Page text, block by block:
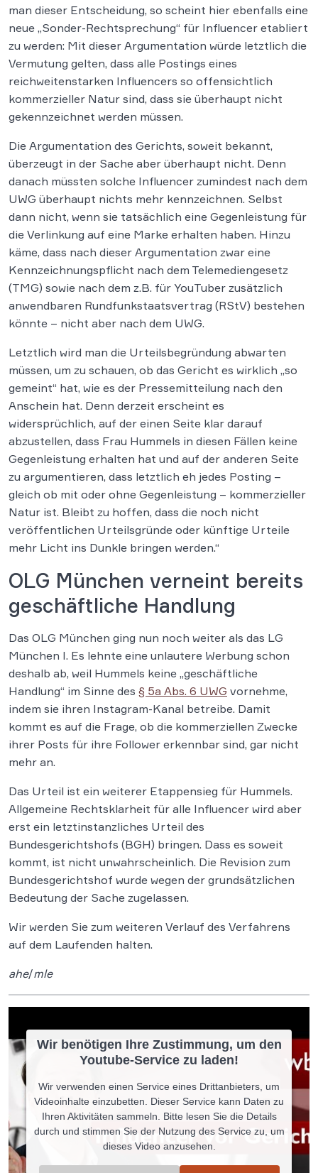
man dieser Entscheidung, so scheint hier ebenfalls eine
neue „Sonder-Rechtsprechung“ für Influencer etabliert
zu werden: Mit dieser Argumentation würde letztlich die
Vermutung gelten, dass alle Postings eines
reichweitenstarken Influencers so offensichtlich
kommerzieller Natur sind, dass sie überhaupt nicht
gekennzeichnet werden müssen.
Die Argumentation des Gerichts, soweit bekannt,
überzeugt in der Sache aber überhaupt nicht. Denn
danach müssten solche Influencer zumindest nach dem
UWG überhaupt nichts mehr kennzeichnen. Selbst
dann nicht, wenn sie tatsächlich eine Gegenleistung für
die Verlinkung auf eine Marke erhalten haben. Hinzu
käme, dass nach dieser Argumentation zwar eine
Kennzeichnungspflicht nach dem Telemediengesetz
(TMG) sowie nach dem z.B. für YouTuber zusätzlich
anwendbaren Rundfunkstaatsvertrag (RStV) bestehen
könnte – nicht aber nach dem UWG.
Letztlich wird man die Urteilsbegründung abwarten
müssen, um zu schauen, ob das Gericht es wirklich „so
gemeint“ hat, wie es der Pressemitteilung nach den
Anschein hat. Denn derzeit erscheint es
widersprüchlich, auf der einen Seite klar darauf
abzustellen, dass Frau Hummels in diesen Fällen keine
Gegenleistung erhalten hat und auf der anderen Seite
zu argumentieren, dass letztlich eh jedes Posting –
gleich ob mit oder ohne Gegenleistung – kommerzieller
Natur ist. Bleibt zu hoffen, dass die noch nicht
veröffentlichen Urteilsgründe oder künftige Urteile
mehr Licht ins Dunkle bringen werden.“
OLG München verneint bereits
geschäftliche Handlung
Das OLG München ging nun noch weiter als das LG
München I. Es lehnte eine unlautere Werbung schon
deshalb ab, weil Hummels keine „geschäftliche
Handlung“ im Sinne des § 5a Abs. 6 UWG vornehme,
indem sie ihren Instagram-Kanal betreibe. Damit
kommt es auf die Frage, ob die kommerziellen Zwecke
ihrer Posts für ihre Follower erkennbar sind, gar nicht
mehr an.
Das Urteil ist ein weiterer Etappensieg für Hummels.
Allgemeine Rechtsklarheit für alle Influencer wird aber
erst ein letztinstanzliches Urteil des
Bundesgerichtshofs (BGH) bringen. Dass es soweit
kommt, ist nicht unwahrscheinlich. Die Revision zum
Bundesgerichtshof wurde wegen der grundsätzlichen
Bedeutung der Sache zugelassen.
Wir werden Sie zum weiteren Verlauf des Verfahrens
auf dem Laufenden halten.
ahe/mle
Wir benötigen Ihre Zustimmung, um den
Youtube-Service zu laden!
Wir verwenden einen Service eines Drittanbieters, um
Videoinhalte einzubetten. Dieser Service kann Daten zu
Ihren Aktivitäten sammeln. Bitte lesen Sie die Details
durch und stimmen Sie der Nutzung des Service zu, um
dieses Video anzusehen.